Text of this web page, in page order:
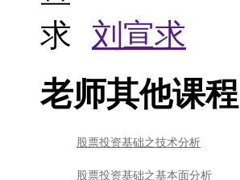
课程所属专业
数据分析师专业方向 - 实战应用课
其他快班课程